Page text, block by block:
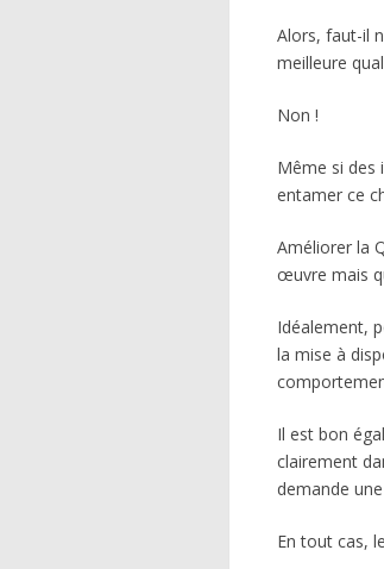
Alors, faut-il
meilleure
Non !
Même si des
entamer ce
Améliorer la
œuvre mais
Idéalement,
la mise à
Il est bon
clairement
demande
En tout cas,